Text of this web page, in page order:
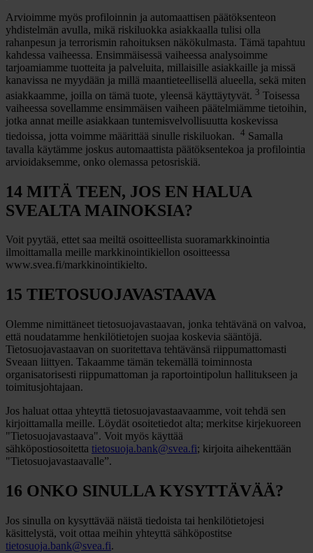
Arvioimme myös profiloinnin ja automaattisen päätöksenteon
yhdistelmän avulla, mikä riskiluokka asiakkaalla tulisi olla
rahanpesun ja terrorismin rahoituksen näkökulmasta. Tämä tapahtuu
kahdessa vaiheessa. Ensimmäisessä vaiheessa analysoimme
tarjoamiamme tuotteita ja palveluita, millaisille asiakkaille ja missä
kanavissa ne myydään ja millä maantieteellisellä alueella, sekä miten
asiakkaamme, joilla on tämä tuote, yleensä käyttäytyvät. 3 Toisessa
vaiheessa sovellamme ensimmäisen vaiheen päätelmiämme tietoihin,
jotka annat meille asiakkaan tuntemisvelvollisuutta koskevissa
tiedoissa, jotta voimme määrittää sinulle riskiluokan. 4 Samalla
tavalla käytämme joskus automaattista päätöksentekoa ja profilointia
arvioidaksemme, onko olemassa petosriskiä.
14 MITÄ TEEN, JOS EN HALUA
SVEALTA MAINOKSIA?
Voit pyytää, ettet saa meiltä osoitteellista suoramarkkinointia
ilmoittamalla meille markkinointikiellon osoitteessa
www.svea.fi/markkinointikielto.
15 TIETOSUOJAVASTAAVA
Olemme nimittäneet tietosuojavastaavan, jonka tehtävänä on valvoa,
että noudatamme henkilötietojen suojaa koskevia sääntöjä.
Tietosuojavastaavan on suoritettava tehtävänsä riippumattomasti
Sveaan liittyen. Takaamme tämän tekemällä toiminnosta
organisatorisesti riippumattoman ja raportointipolun hallitukseen ja
toimitusjohtajaan.
Jos haluat ottaa yhteyttä tietosuojavastaavaamme, voit tehdä sen
kirjoittamalla meille. Löydät osoitetiedot alta; merkitse kirjekuoreen
"Tietosuojavastaava". Voit myös käyttää
sähköpostiosoitetta tietosuoja.bank@svea.fi; kirjoita aihekenttään
"Tietosuojavastaavalle”.
16 ONKO SINULLA KYSYTTÄVÄÄ?
Jos sinulla on kysyttävää näistä tiedoista tai henkilötietojesi
käsittelystä, voit ottaa meihin yhteyttä sähköpostitse
tietosuoja.bank@svea.fi.